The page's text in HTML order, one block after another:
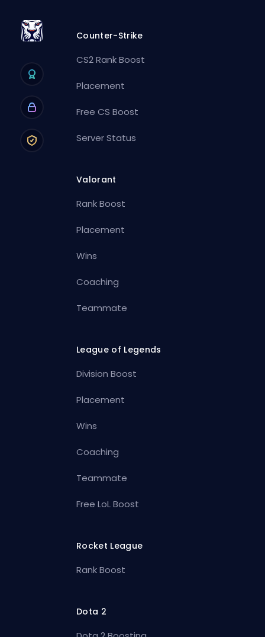
Counter-Strike
CS2 Rank Boost
Placement
Free CS Boost
Server Status
Valorant
Rank Boost
Placement
Wins
Coaching
Teammate
League of Legends
Division Boost
Placement
Wins
Coaching
Teammate
Free LoL Boost
Rocket League
Rank Boost
Dota 2